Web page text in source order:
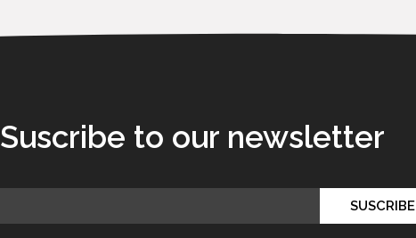
Suscribe to our newsletter
SUSCRIBE